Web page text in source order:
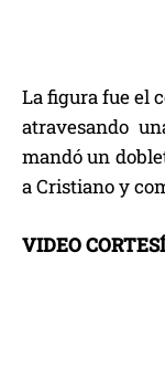
La figura fue el
atravesando
mandó un
a Cristiano y
VIDEO